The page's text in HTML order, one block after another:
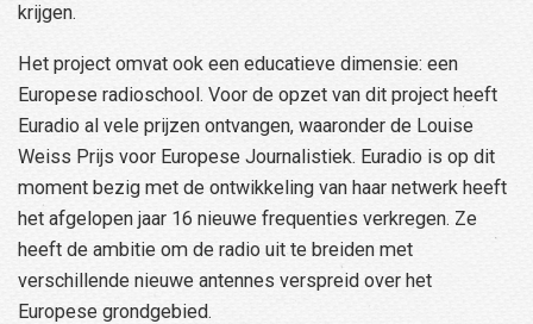
krijgen.
Het project omvat ook een educatieve dimensie: een
Europese radioschool. Voor de opzet van dit project heeft
Euradio al vele prijzen ontvangen, waaronder de Louise
Weiss Prijs voor Europese Journalistiek. Euradio is op dit
moment bezig met de ontwikkeling van haar netwerk heeft
het afgelopen jaar 16 nieuwe frequenties verkregen. Ze
heeft de ambitie om de radio uit te breiden met
verschillende nieuwe antennes verspreid over het
Europese grondgebied.